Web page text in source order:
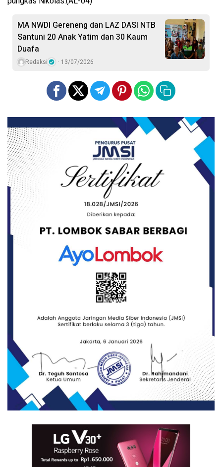
MA NWDI Gereneng dan LAZ DASI NTB
Santuni 20 Anak Yatim dan 30 Kaum
Duafa
Redaksi 13/07/2026